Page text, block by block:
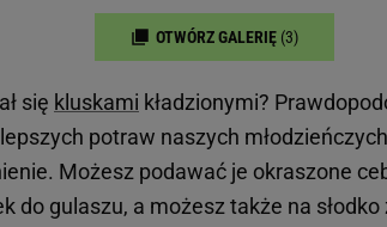
OTWÓRZ GALERIĘ (3)
się kluskami kładzionymi?
potraw naszych
Możesz podawać je okraszone
do gulaszu, a możesz także na